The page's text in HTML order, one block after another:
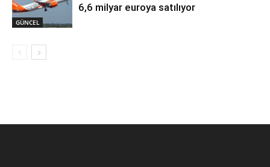
GÜNCEL
6,6 milyar euroya satılıyor